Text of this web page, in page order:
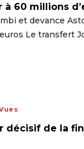
60 millions
et devance
Le transfert
décisif de la